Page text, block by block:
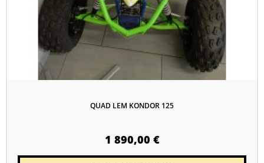
QUAD LEM KONDOR 125
1 890,00 €